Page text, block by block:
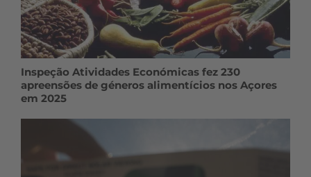
Inspeção Atividades Económicas fez 230
apreensões de géneros alimentícios nos Açores
em 2025